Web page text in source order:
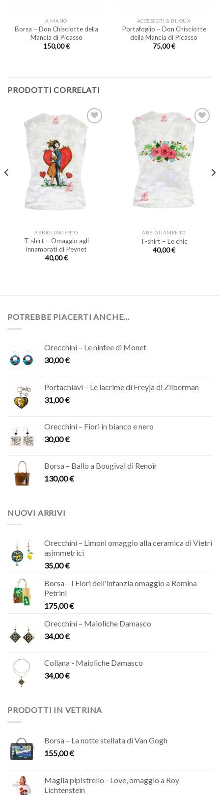
A MANO
Borsa – Don Chisciotte della
Mancia di Picasso
150,00€
ACCESSORI & BIJOUX
Portafoglio – Don Chisciotte
della Mancia di Picasso
75,00€
PRODOTTI CORRELATI
ABBIGLIAMENTO
T-shirt – Omaggio agli
innamorati di Peynet
40,00€
ABBIGLIAMENTO
T-shirt – Le chic
40,00€
POTREBBE PIACERTI ANCHE…
Orecchini – Le ninfee di Monet
30,00€
Portachiavi – Le lacrime di Freyja di Zilberman
31,00€
Orecchini – Fiori in bianco e nero
30,00€
Borsa – Ballo a Bougival di Renoir
130,00€
NUOVI ARRIVI
Orecchini – Limoni omaggio alla ceramica di Vietri
asimmetrici
35,00€
Borsa – I Fiori dell'infanzia omaggio a Romina
Petrini
175,00€
Orecchini – Maioliche Damasco
34,00€
Collana - Maioliche Damasco
34,00€
PRODOTTI IN VETRINA
Borsa – La notte stellata di Van Gogh
155,00€
Maglia pipistrello - Love, omaggio a Roy
Lichtenstein